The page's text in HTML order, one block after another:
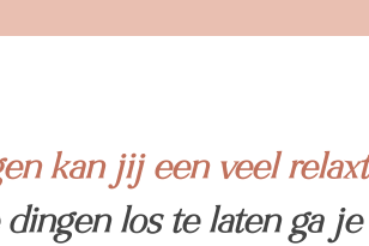
kan jij een veel
los te laten ga